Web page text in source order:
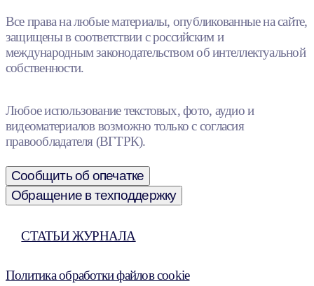
Все права на любые материалы, опубликованные на сайте,
защищены в соответствии с российским и
международным законодательством об интеллектуальной
собственности.
Любое использование текстовых, фото, аудио и
видеоматериалов возможно только с согласия
правообладателя (ВГТРК).
Сообщить об опечатке
Обращение в техподдержку
СТАТЬИ ЖУРНАЛА
Политика обработки файлов cookie